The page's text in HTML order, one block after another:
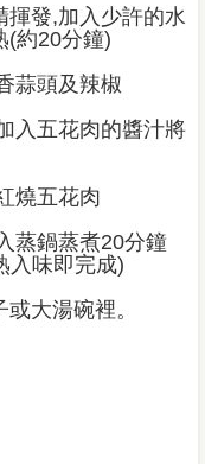
揮發,加入少許的水
(約20分鐘)
蒜頭及辣椒
入五花肉的醬汁將
燒五花肉
蒸鍋蒸煮20分鐘
入味即完成)
大湯碗裡。